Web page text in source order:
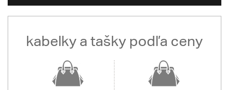
kabelky a tašky podľa ceny